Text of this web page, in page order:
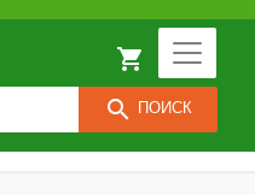
search ПОИСК
local_grocery_store